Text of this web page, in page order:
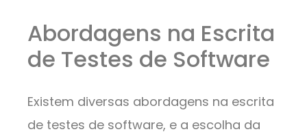
Abordagens na Escrita
de Testes de Software
Existem diversas abordagens na escrita
de testes de software, e a escolha da